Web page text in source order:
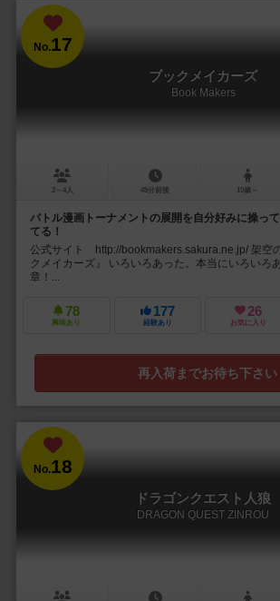
No.17
ブックメイカーズ
Book Makers
2～4人 45分前後 10歳～
バトル漫画トーナメントの展開を自分好みに操っ
てる！
公式サイト http://bookmakers.sakura.ne.jp/ 架空
クメイカーズ』 いろいろあった。本当にいろいろ
章！...
78
興味あり
177
経験あり
26
お気に入り
再入荷までお待ち下さい
No.18
ドラゴンクエスト人狼
DRAGON QUEST ZINROU